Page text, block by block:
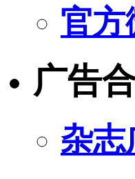
官方
广告
杂志